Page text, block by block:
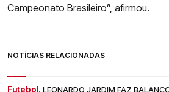
Campeonato Brasileiro”, afirmou.
NOTÍCIAS RELACIONADAS
Futebol. LEONARDO JARDIM FAZ